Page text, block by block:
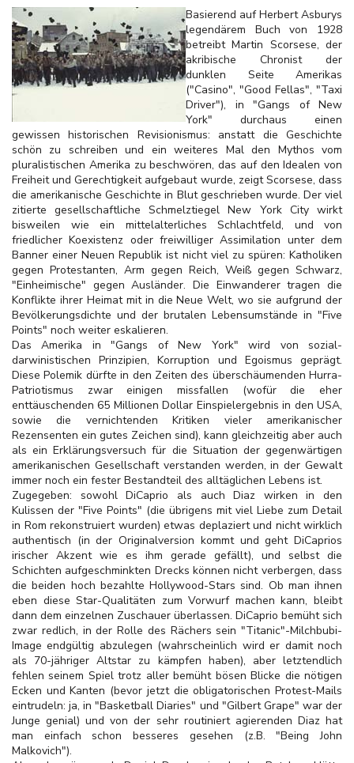
Basierend auf Herbert Asburys
legendärem Buch von 1928
betreibt Martin Scorsese, der
akribische Chronist der
dunklen Seite Amerikas
("Casino", "Good Fellas", "Taxi
Driver"), in "Gangs of New
York" durchaus einen
gewissen historischen Revisionismus: anstatt die Geschichte
schön zu schreiben und ein weiteres Mal den Mythos vom
pluralistischen Amerika zu beschwören, das auf den Idealen von
Freiheit und Gerechtigkeit aufgebaut wurde, zeigt Scorsese, dass
die amerikanische Geschichte in Blut geschrieben wurde. Der viel
zitierte gesellschaftliche Schmelztiegel New York City wirkt
bisweilen wie ein mittelalterliches Schlachtfeld, und von
friedlicher Koexistenz oder freiwilliger Assimilation unter dem
Banner einer Neuen Republik ist nicht viel zu spüren: Katholiken
gegen Protestanten, Arm gegen Reich, Weiß gegen Schwarz,
"Einheimische" gegen Ausländer. Die Einwanderer tragen die
Konflikte ihrer Heimat mit in die Neue Welt, wo sie aufgrund der
Bevölkerungsdichte und der brutalen Lebensumstände in "Five
Points" noch weiter eskalieren.
Das Amerika in "Gangs of New York" wird von sozial-
darwinistischen Prinzipien, Korruption und Egoismus geprägt.
Diese Polemik dürfte in den Zeiten des überschäumenden Hurra-
Patriotismus zwar einigen missfallen (wofür die eher
enttäuschenden 65 Millionen Dollar Einspielergebnis in den USA,
sowie die vernichtenden Kritiken vieler amerikanischer
Rezensenten ein gutes Zeichen sind), kann gleichzeitig aber auch
als ein Erklärungsversuch für die Situation der gegenwärtigen
amerikanischen Gesellschaft verstanden werden, in der Gewalt
immer noch ein fester Bestandteil des alltäglichen Lebens ist.
Zugegeben: sowohl DiCaprio als auch Diaz wirken in den
Kulissen der "Five Points" (die übrigens mit viel Liebe zum Detail
in Rom rekonstruiert wurden) etwas deplaziert und nicht wirklich
authentisch (in der Originalversion kommt und geht DiCaprios
irischer Akzent wie es ihm gerade gefällt), und selbst die
Schichten aufgeschminkten Drecks können nicht verbergen, dass
die beiden hoch bezahlte Hollywood-Stars sind. Ob man ihnen
eben diese Star-Qualitäten zum Vorwurf machen kann, bleibt
dann dem einzelnen Zuschauer überlassen. DiCaprio bemüht sich
zwar redlich, in der Rolle des Rächers sein "Titanic"-Milchbubi-
Image endgültig abzulegen (wahrscheinlich wird er damit noch
als 70-jähriger Altstar zu kämpfen haben), aber letztendlich
fehlen seinem Spiel trotz aller bemüht bösen Blicke die nötigen
Ecken und Kanten (bevor jetzt die obligatorischen Protest-Mails
eintrudeln: ja, in "Basketball Diaries" und "Gilbert Grape" war der
Junge genial) und von der sehr routiniert agierenden Diaz hat
man einfach schon besseres gesehen (z.B. "Being John
Malkovich").